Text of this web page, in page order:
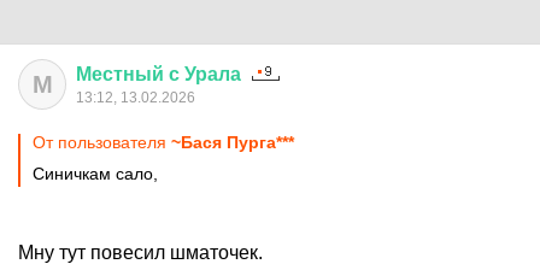
М Местный с Урала
13:12, 13.02.2026
От пользователя ~Бася Пурга***
Синичкам сало,
Мну тут повесил шматочек.